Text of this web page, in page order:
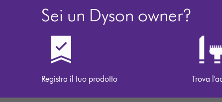
Sei un Dyson owner?
Registra il tuo prodotto Trova